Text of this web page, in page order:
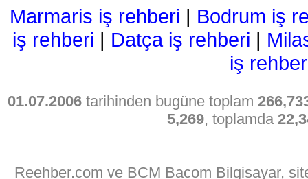
Marmaris iş rehberi | Bodrum iş
iş rehberi | Datça iş rehberi |
iş
01.07.2006 tarihinden bugüne toplam
5,269, toplamda
Reehber.com ve BCM Bacom Bilgisayar,